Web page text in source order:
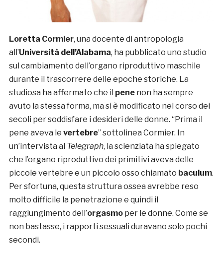
Loretta Cormier, una docente di antropologia
all’Università dell’Alabama, ha pubblicato uno studio
sul cambiamento dell’organo riproduttivo maschile
durante il trascorrere delle epoche storiche. La
studiosa ha affermato che il penenon ha sempre
avuto la stessa forma, ma si è modificato nel corso dei
secoli per soddisfare i desideri delle donne. “Prima il
pene aveva le vertebre” sottolinea Cormier. In
un’intervista al Telegraph, la scienziata ha spiegato
che l’organo riproduttivo dei primitivi aveva delle
piccole vertebre e un piccolo osso chiamato baculum.
Per sfortuna, questa struttura ossea avrebbe reso
molto difficile la penetrazione e quindi il
raggiungimento dell’orgasmoper le donne. Come se
non bastasse, i rapporti sessuali duravano solo pochi
secondi.